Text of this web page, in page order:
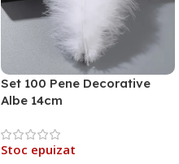
Set 100 Pene Decorative
Albe 14cm
Stoc epuizat